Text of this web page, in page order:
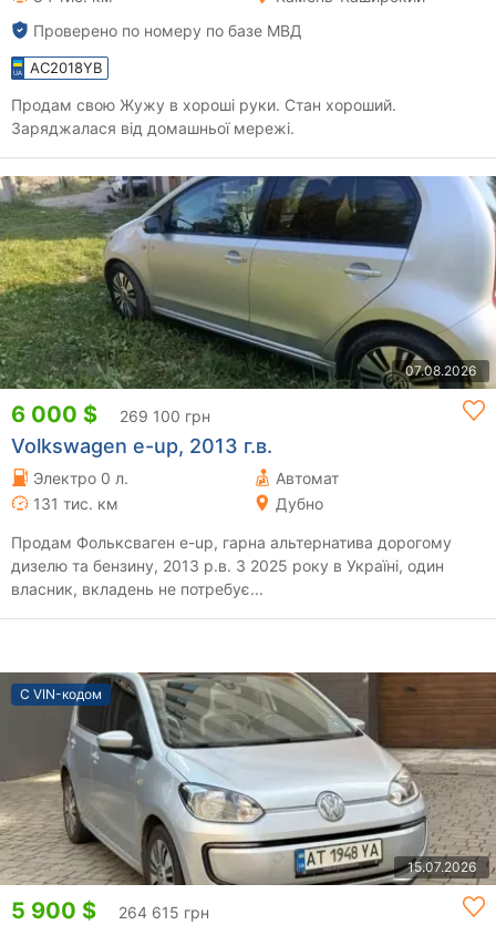
Проверено по номеру по базе МВД
AC2018YB
Продам свою Жужу в хороші руки. Стан хороший.
Заряджалася від домашньої мережі.
07.08.2026
6 000 $ 269 100 грн
Volkswagen e-up, 2013 г.в.
Электро 0 л.
Автомат
131 тис. км
Дубно
Продам Фольксваген е-up, гарна альтернатива дорогому
дизелю та бензину, 2013 р.в. З 2025 року в Україні, один
власник, вкладень не потребує...
С VIN-кодом
15.07.2026
5 900 $ 264 615 грн